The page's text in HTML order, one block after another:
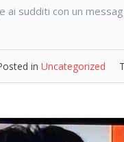
ai sudditi con un
in Uncategorized